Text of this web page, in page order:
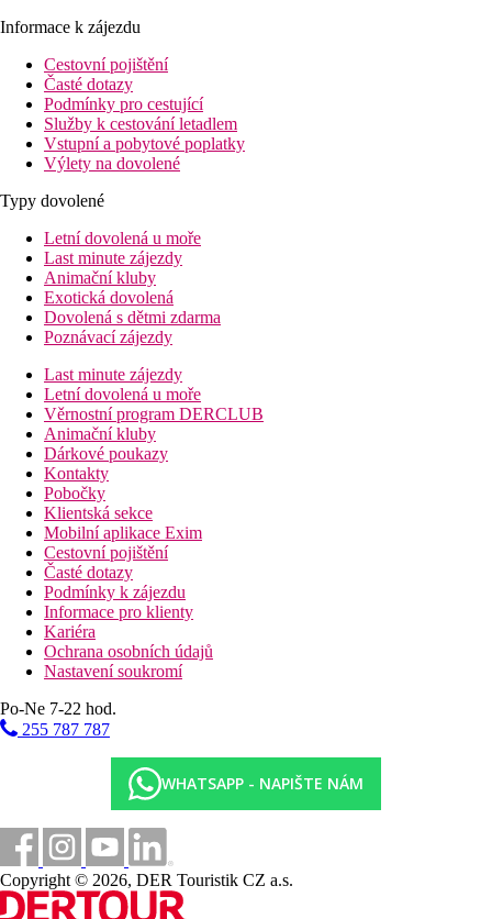
Informace k zájezdu
Cestovní pojištění
Časté dotazy
Podmínky pro cestující
Služby k cestování letadlem
Vstupní a pobytové poplatky
Výlety na dovolené
Typy dovolené
Letní dovolená u moře
Last minute zájezdy
Animační kluby
Exotická dovolená
Dovolená s dětmi zdarma
Poznávací zájezdy
Last minute zájezdy
Letní dovolená u moře
Věrnostní program DERCLUB
Animační kluby
Dárkové poukazy
Kontakty
Pobočky
Klientská sekce
Mobilní aplikace Exim
Cestovní pojištění
Časté dotazy
Podmínky k zájezdu
Informace pro klienty
Kariéra
Ochrana osobních údajů
Nastavení soukromí
Po-Ne 7-22 hod.
255 787 787
WHATSAPP - NAPIŠTE NÁM
Copyright © 2026, DER Touristik CZ a.s.